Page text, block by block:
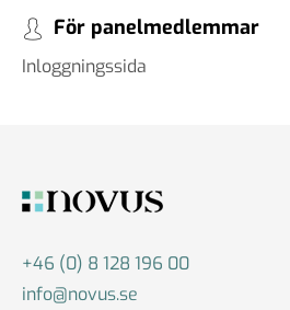
För panelmedlemmar
Inloggningssida
+46 (0) 8 128 196 00
info@novus.se